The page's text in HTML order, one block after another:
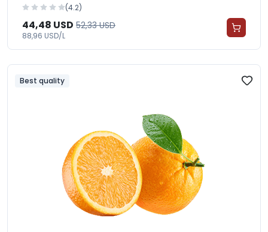
(4.2)
44,48 USD 52,33 USD
88,96 USD/L
Best quality